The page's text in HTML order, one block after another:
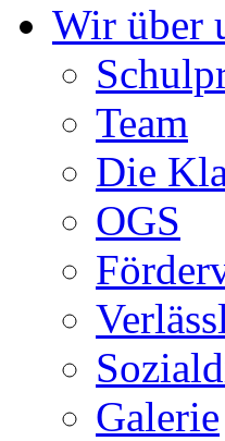
Wir über
Team
Die
OGS
Galerie